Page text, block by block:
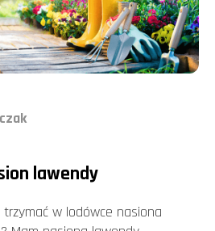
lawendy
w lodówce nasiona